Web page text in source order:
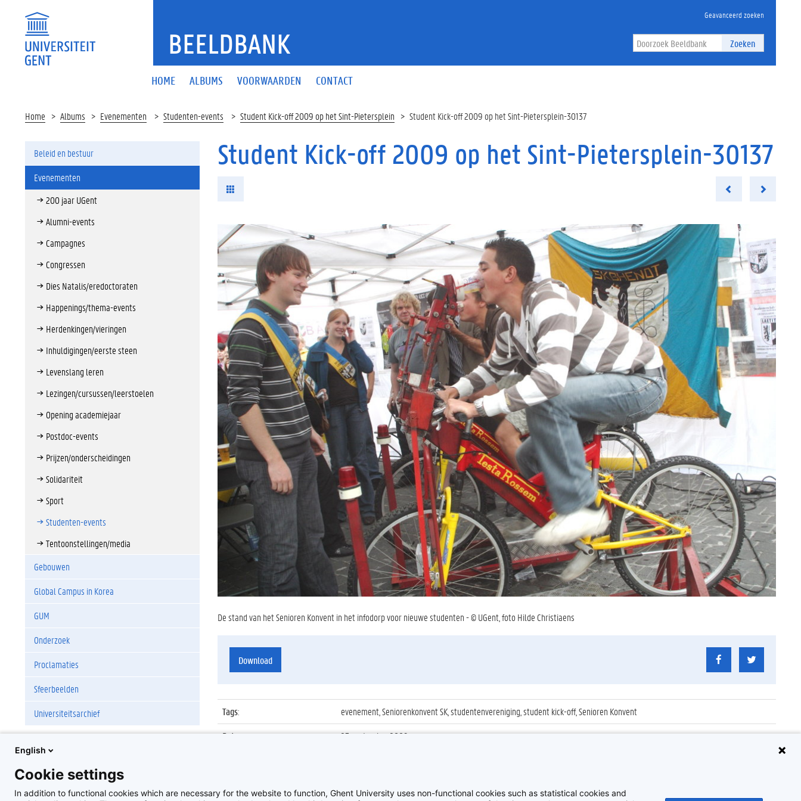
BEELDBANK
Geavanceerd zoeken
Zoeken
HOME ALBUMS VOORWAARDEN CONTACT
Home Albums Evenementen Studenten-events Student Kick-off 2009 op het Sint-Pietersplein Student Kick-off 2009 op het Sint-Pietersplein-30137
Beleid en bestuur
Evenementen
200 jaar UGent
Alumni-events
Campagnes
Congressen
Dies Natalis/eredoctoraten
Happenings/thema-events
Herdenkingen/vieringen
Inhuldigingen/eerste steen
Levenslang leren
Lezingen/cursussen/leerstoelen
Opening academiejaar
Postdoc-events
Prijzen/onderscheidingen
Solidariteit
Sport
Studenten-events
Tentoonstellingen/media
Gebouwen
Global Campus in Korea
GUM
Onderzoek
Proclamaties
Sfeerbeelden
Universiteitsarchief
Student Kick-off 2009 op het Sint-Pietersplein-30137
De stand van het Senioren Konvent in het infodorp voor nieuwe studenten - © UGent, foto Hilde Christiaens
Download
Tags:
evenement, Seniorenkonvent SK, studentenvereniging, student kick-off, Senioren Konvent
Datum:
23 september 2009
English
Cookie settings
In addition to functional cookies which are necessary for the website to function, Ghent University uses non-functional cookies such as statistical cookies and